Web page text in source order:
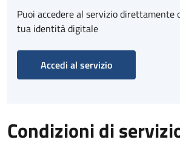
Puoi accedere al servizio
tua identità digitale
Accedi al servizio
Condizioni di